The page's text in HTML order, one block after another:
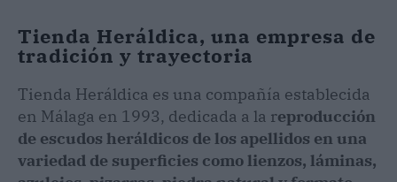
Tienda Heráldica, una empresa de
tradición y trayectoria
Tienda Heráldica es una compañía establecida
en Málaga en 1993, dedicada a la reproducción
de escudos heráldicos de los apellidos en una
variedad de superficies como lienzos, láminas,